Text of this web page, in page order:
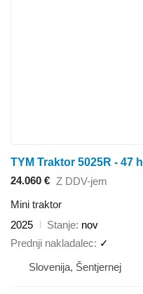
TYM Traktor 5025R - 47
24.060 € Z DDV-jem
Mini traktor
2025
Stanje nov
Prednji nakladalec
✓
Slovenija, Šentjernej